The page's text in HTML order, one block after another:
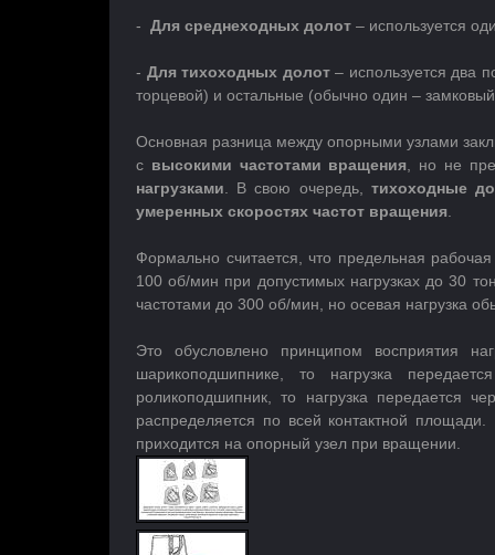
- Для среднеходных долот– используется
- Для тихоходных долот– используется два
торцевой) и остальные (обычно один –
Основная разница между опорными узлами
свысокими частотами вращения , но не
нагрузками . В свою очередь, тихоходные
умеренных скоростях частот вращения
Формально считается, что предельная
100 об/мин при допустимых нагрузках до 30
частотами до 300 об/мин, но осевая нагрузка
Это обусловлено принципом восприятия
шарикоподшипнике, то нагрузка
роликоподшипник, то нагрузка передается
распределяется по всей контактной
приходится на опорный узел при вращении.